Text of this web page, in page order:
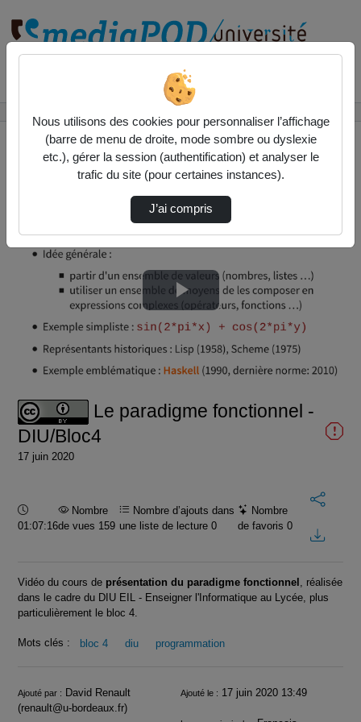
Lire
la
Le paradigme fonctionnel -
DIU/Bloc4
17 juin 2020
Durée :
01:07:16
Nombre
de vues 159
Nombre d’ajouts dans
une liste de lecture 0
Nombre
de favoris0
Vidéo du cours de présentation du paradigme fonctionnel
, réalisée
dans le cadre du DIU EIL - Enseigner l'Informatique au Lycée, plus
particulièrement le bloc 4.
Mots clés : bloc 4 diu programmation
Infos
Ajouté par : David Renault
(renault@u-bordeaux.fr)
Ajouté le : 17 juin 2020 13:49
Nous utilisons des cookies pour personnaliser l’affichage
(barre de menu de droite, mode sombre ou dyslexie
etc.), gérer la session (authentification) et analyser le
trafic du site (pour certaines instances).
J’ai compris